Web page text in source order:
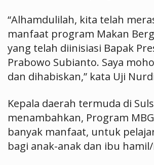
“Alhamdulilah, kita telah
manfaat program Makan
yang telah diinisiasi Bapak
Prabowo Subianto. Saya
dan dihabiskan,” kata Uji
Kepala daerah termuda di
menambahkan, Program
banyak manfaat, untuk
bagi anak-anak dan ibu